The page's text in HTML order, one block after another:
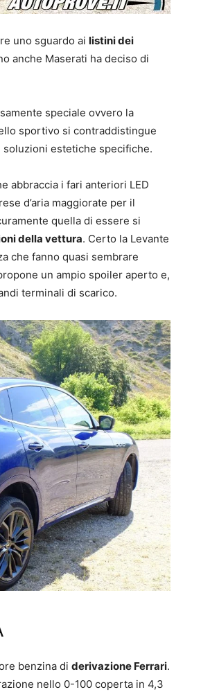
uno sguardo ai listini dei
anche Maserati ha deciso di
speciale ovvero la
sportivo si contraddistingue
estetiche specifiche.
abbraccia i fari anteriori LED
d’aria maggiorate per il
quella di essere si
della vettura. Certo la Levante
che fanno quasi sembrare
un ampio spoiler aperto e,
terminali di scarico.
benzina di derivazione Ferrari.
nello 0-100 coperta in 4,3